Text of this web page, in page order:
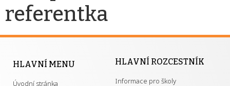
referentka
HLAVNÍ MENU
Úvodní stránka
HLAVNÍ ROZCESTNÍK
Informace pro školy